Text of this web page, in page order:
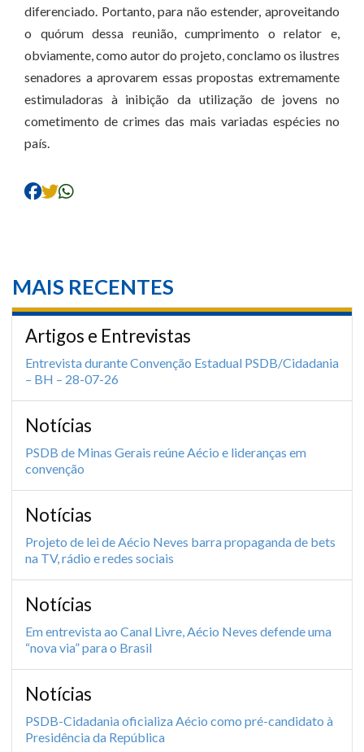
diferenciado. Portanto, para não estender, aproveitando
o quórum dessa reunião, cumprimento o relator e,
obviamente, como autor do projeto, conclamo os ilustres
senadores a aprovarem essas propostas extremamente
estimuladoras à inibição da utilização de jovens no
cometimento de crimes das mais variadas espécies no
país.
MAIS RECENTES
Artigos e Entrevistas
Entrevista durante Convenção Estadual PSDB/Cidadania
– BH – 28-07-26
Notícias
PSDB de Minas Gerais reúne Aécio e lideranças em
convenção
Notícias
Projeto de lei de Aécio Neves barra propaganda de bets
na TV, rádio e redes sociais
Notícias
Em entrevista ao Canal Livre, Aécio Neves defende uma
“nova via” para o Brasil
Notícias
PSDB-Cidadania oficializa Aécio como pré-candidato à
Presidência da República